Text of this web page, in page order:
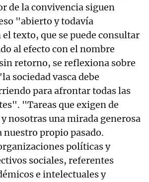
de la convivencia siguen
"abierto y todavía
texto, que se puede consultar
al efecto con el nombre
retorno, se reflexiona sobre
sociedad vasca debe
para afrontar todas las
"Tareas que exigen de
nosotras una mirada generosa
nuestro propio pasado.
políticas y
sociales, referentes
e intelectuales y